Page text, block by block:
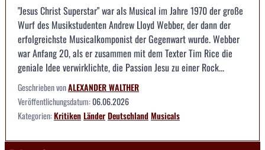
"Jesus Christ Superstar" war als Musical im Jahre 1970 der große
Wurf des Musikstudenten Andrew Lloyd Webber, der dann der
erfolgreichste Musicalkomponist der Gegenwart wurde. Webber
war Anfang 20, als er zusammen mit dem Texter Tim Rice die
geniale Idee verwirklichte, die Passion Jesu zu einer Rock...
Geschrieben vonALEXANDER WALTHER
Veröffentlichungsdatum:06.06.2026
Kategorien:KritikenLänderDeutschlandMusicals